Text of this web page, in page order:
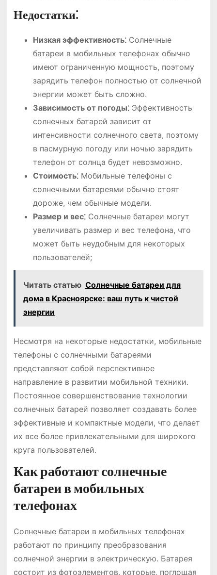
Недостатки⁚
Низкая эффективность⁚Солнечные
батареи в мобильных телефонах обычно
имеют ограниченную мощность, поэтому
зарядить телефон полностью от солнечной
энергии может быть сложно.
Зависимость от погоды⁚Эффективность
солнечных батарей зависит от
интенсивности солнечного света, поэтому
в пасмурную погоду или ночью зарядить
телефон от солнца будет невозможно.
Стоимость⁚Мобильные телефоны с
солнечными батареями обычно стоят
дороже, чем обычные модели.
Размер и вес⁚Солнечные батареи могут
увеличивать размер и вес телефона, что
может быть неудобным для некоторых
пользователей;
Читать статью Солнечные батареи для
дома в Красноярске: ваш путь к чистой
энергии
Несмотря на некоторые недостатки, мобильные
телефоны с солнечными батареями
представляют собой перспективное
направление в развитии мобильной техники.
Постоянное совершенствование технологии
солнечных батарей позволяет создавать более
эффективные и компактные модели, что делает
их все более привлекательными для широкого
круга пользователей.
Как работают солнечные
батареи в мобильных
телефонах
Солнечные батареи в мобильных телефонах
работают по принципу преобразования
солнечной энергии в электрическую. Батарея
состоит из фотоэлементов, которые, поглощая